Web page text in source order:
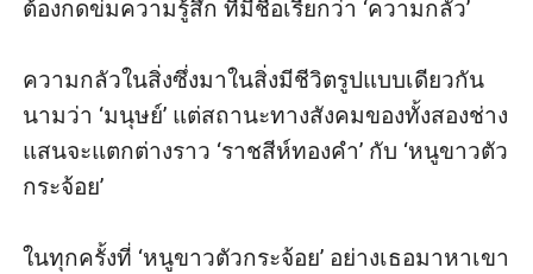
ต้องกดข่มความรู้สึก ที่มีชื่อเรียกว่า ‘ความกลัว’
ความกลัวในสิ่งซึ่งมาในสิ่งมีชีวิตรูปแบบเดียวกัน
นามว่า ‘มนุษย์’ แต่สถานะทางสังคมของทั้งสองช่าง
แสนจะแตกต่างราว ‘ราชสีห์ทองคำ’ กับ ‘หนูขาวตัว
กระจ้อย’
ในทุกครั้งที่ ‘หนูขาวตัวกระจ้อย’ อย่างเธอมาหาเขา